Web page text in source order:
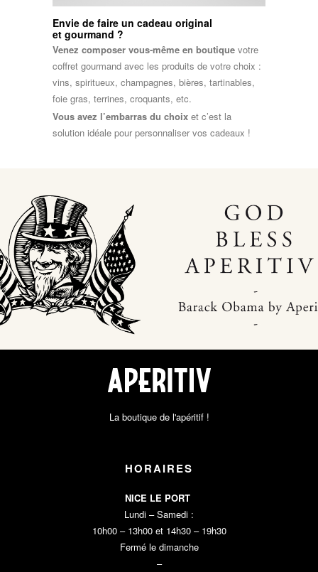
Envie de faire un cadeau original
et gourmand ?
Venez composer vous-même en boutique votre
coffret gourmand avec les produits de votre choix :
vins, spiritueux, champagnes, bières, tartinables,
foie gras, terrines, croquants, etc.
Vous avez l’embarras du choix et c’est la
solution idéale pour personnaliser vos cadeaux !
–
–
–
–
–
–
–
La boutique de l'apéritif !
HORAIRES
NICE LE PORT
Lundi – Samedi :
10h00 – 13h00 et 14h30 – 19h30
Fermé le dimanche
–